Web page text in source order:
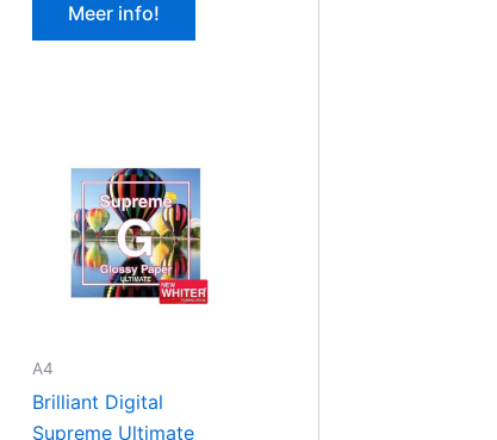
Meer info!
A4
Brilliant Digital
Supreme Ultimate